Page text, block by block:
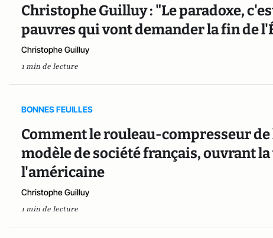
Christophe Guilluy : "Le paradoxe,
pauvres qui vont demander la fin de
Christophe Guilluy
1 min de lecture
BONNES FEUILLES
Comment le rouleau-compresseur
modèle de société français, ouvrant
l'américaine
Christophe Guilluy
1 min de lecture